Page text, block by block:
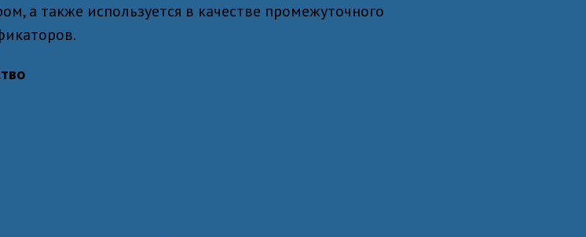
а также используется в качестве промежуточного